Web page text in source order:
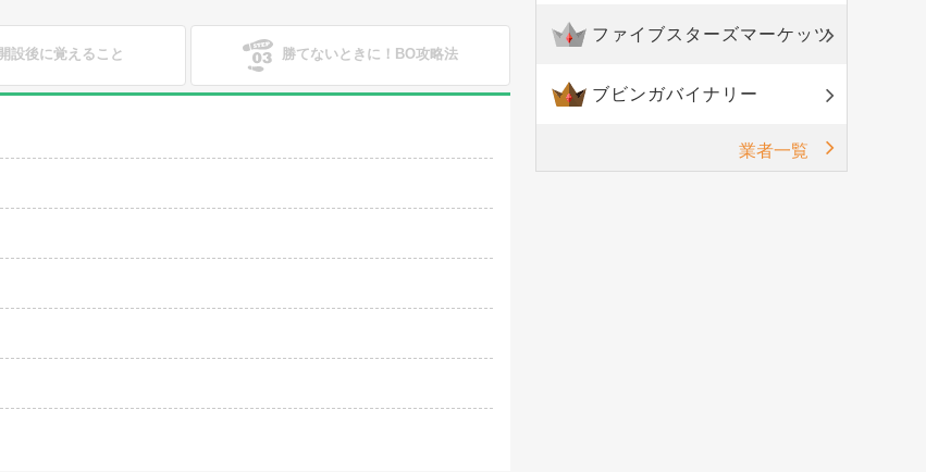
設後に覚えること 勝てないときに！BO攻略法
ファイブスターズマーケッツ
ブビンガバイナリー
業者一覧